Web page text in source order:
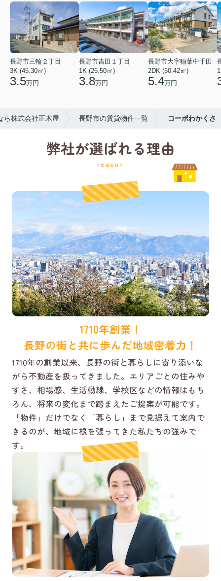
長野市三輪２丁目
3K (45.30㎡)
3.5万円
長野市吉田１丁目
1K (26.50㎡)
3.8万円
長野市大字稲葉中千田
2DK (50.42㎡)
5.4万円
ら株式会社正木屋 長野市の賃貸物件一覧 コーポわかくさ
弊社が選ばれる理由
reason
1710年創業！
長野の街と共に歩んだ地域密着力！
1710年の創業以来、長野の街と暮らしに寄り添いな
がら不動産を扱ってきました。エリアごとの住みや
すさ、相場感、生活動線、学校区などの情報はもち
ろん、将来の変化まで踏まえたご提案が可能です。
「物件」だけでなく「暮らし」まで見据えて案内で
きるのが、地域に根を張ってきた私たちの強みで
す。